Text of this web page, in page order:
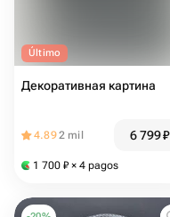
Último
Декоративная картина
4.892 mil 6 799₽
1 700 ₽ × 4 pagos